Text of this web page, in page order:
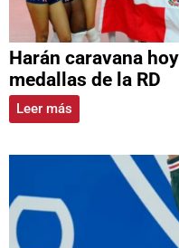
Harán caravana
medallas de la RD
Leer más